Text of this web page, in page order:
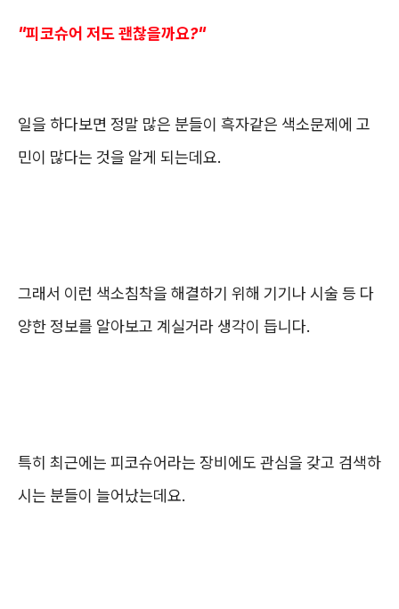
"피코슈어 저도 괜찮을까요?"
일을 하다보면 정말 많은 분들이 흑자같은 색소문제에 고
민이 많다는 것을 알게 되는데요.
그래서 이런 색소침착을 해결하기 위해 기기나 시술 등 다
양한 정보를 알아보고 계실거라 생각이 듭니다.
특히 최근에는 피코슈어라는 장비에도 관심을 갖고 검색하
시는 분들이 늘어났는데요.